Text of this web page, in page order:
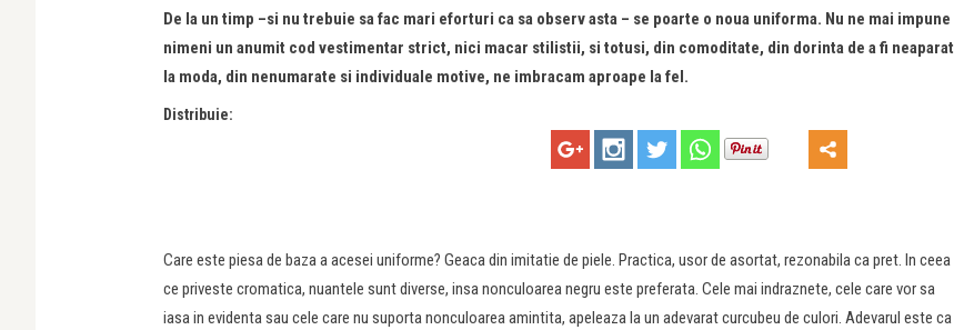
De la un timp –si nu trebuie sa fac mari eforturi ca sa observ asta – se poarte o noua uniforma. Nu ne mai impune
nimeni un anumit cod vestimentar strict, nici macar stilistii, si totusi, din comoditate, din dorinta de a fi neaparat
la moda, din nenumarate si individuale motive, ne imbracam aproape la fel.
Distribuie:
Care este piesa de baza a acesei uniforme? Geaca din imitatie de piele. Practica, usor de asortat, rezonabila ca pret. In ceea
ce priveste cromatica, nuantele sunt diverse, insa nonculoarea negru este preferata. Cele mai indraznete, cele care vor sa
iasa in evidenta sau cele care nu suporta nonculoarea amintita, apeleaza la un adevarat curcubeu de culori. Adevarul este ca